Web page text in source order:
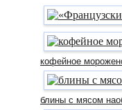
кофейное
блины с мясом